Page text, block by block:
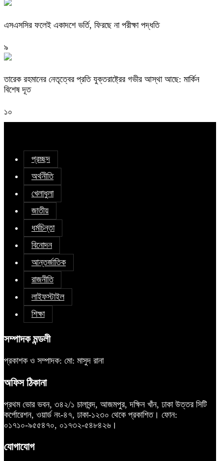
এসএসসির ফলেই একাদশে ভর্তি, ফিরছে না পরীক্ষা পদ্ধতি
৯
তারেক রহমানের নেতৃত্বের প্রতি যুক্তরাষ্ট্রের গভীর আস্থা আছে: মার্কিন
বিশেষ দূত
১০
প্রচ্ছদ
অর্থনীতি
খেলাধুলা
জাতীয়
ধর্মচিন্তা
বিনোদন
আন্তর্জাতিক
রাজনীতি
লাইফস্টাইল
শিক্ষা
সম্পাদক মন্ডলী
প্রকাশক ও সম্পাদক: মো: মাসুদ রানা
অফিস ঠিকানা
প্রথম ভোর ভবন, ৩৪২/১ চালাবন্দ, আজমপুর, দক্ষিন খাঁন, ঢাকা উত্তর সিটি
কর্পোরেশন, ওয়ার্ড নং-৪৭, ঢাকা-১২৩০ থেকে প্রকাশিত। ফোন:
০১৭১০-৯৫৫৪৭০, ০১৭৩২-৫৪৮৪২৬।
যোগাযোগ